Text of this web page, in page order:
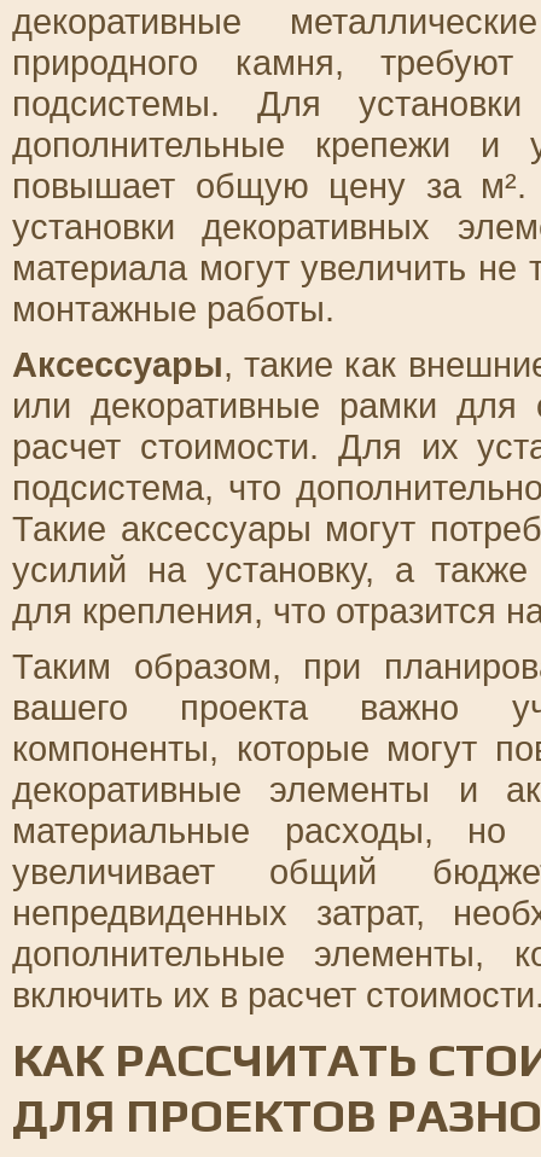
декоративные
природного камня,
подсистемы. Для
дополнительные крепежи и
повышает общую цену за м².
установки декоративных
материала могут увеличить
монтажные работы.
Аксессуары, такие как
или декоративные рамки для
расчет стоимости. Для их
подсистема, что
Такие аксессуары могут
усилий на установку, а
для крепления, что отразится
Таким образом, при
вашего проекта важно
компоненты, которые могут
декоративные элементы и
материальные расходы,
увеличивает общий
непредвиденных затрат,
дополнительные элементы,
включить их в расчет
КАК РАССЧИТАТЬ
ДЛЯ ПРОЕКТОВ